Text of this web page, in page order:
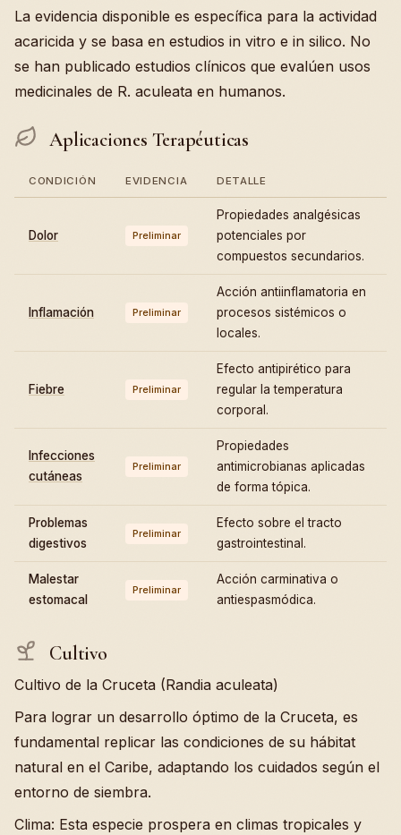
La evidencia disponible es específica para la actividad
acaricida y se basa en estudios in vitro e in silico. No
se han publicado estudios clínicos que evalúen usos
medicinales de R. aculeata en humanos.
Aplicaciones Terapéuticas
CONDICIÓN EVIDENCIA DETALLE
Dolor Preliminar
Propiedades analgésicas
potenciales por
compuestos secundarios.
Inflamación Preliminar
Acción antiinflamatoria en
procesos sistémicos o
locales.
Fiebre Preliminar
Efecto antipirético para
regular la temperatura
corporal.
Infecciones
cutáneas
Preliminar
Propiedades
antimicrobianas aplicadas
de forma tópica.
Problemas
digestivos
Preliminar
Efecto sobre el tracto
gastrointestinal.
Malestar
estomacal
Preliminar
Acción carminativa o
antiespasmódica.
Cultivo
Cultivo de la Cruceta (Randia aculeata)
Para lograr un desarrollo óptimo de la Cruceta, es
fundamental replicar las condiciones de su hábitat
natural en el Caribe, adaptando los cuidados según el
entorno de siembra.
Clima: Esta especie prospera en climas tropicales y